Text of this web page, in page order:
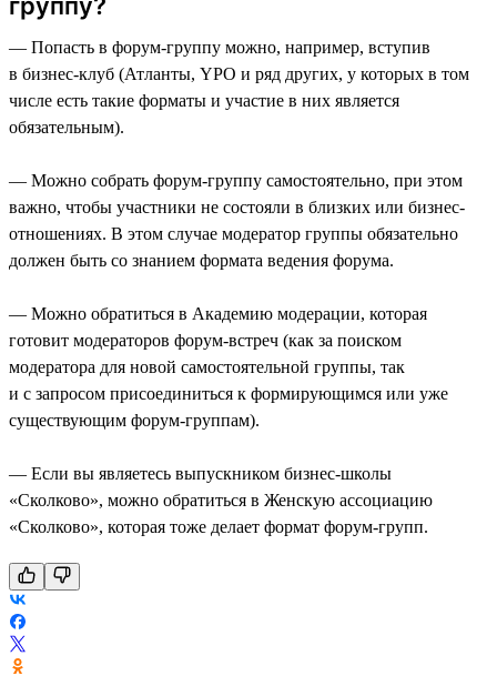
— Попасть в форум-группу можно, например, вступив
в бизнес-клуб (Атланты, YPO и ряд других, у которых в том
числе есть такие форматы и участие в них является
обязательным).
— Можно собрать форум-группу самостоятельно, при этом
важно, чтобы участники не состояли в близких или бизнес-
отношениях. В этом случае модератор группы обязательно
должен быть со знанием формата ведения форума.
— Можно обратиться в Академию модерации, которая
готовит модераторов форум-встреч (как за поиском
модератора для новой самостоятельной группы, так
и с запросом присоединиться к формирующимся или уже
существующим форум-группам).
— Если вы являетесь выпускником бизнес-школы
«Сколково», можно обратиться в Женскую ассоциацию
«Сколково», которая тоже делает формат форум-групп.